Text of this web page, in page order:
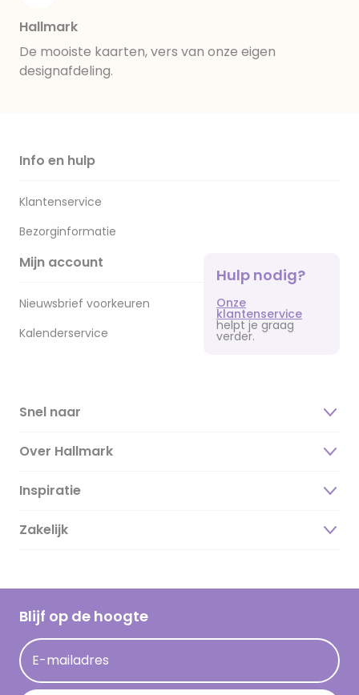
Hallmark
De mooiste kaarten, vers van onze eigen
designafdeling.
Info en hulp
Klantenservice
Bezorginformatie
Mijn account
Nieuwsbrief voorkeuren
Kalenderservice
Hulp nodig?
Onze
klantenservice
helpt je graag
verder.
Snel naar
Over Hallmark
Over ons
Duurzaamheid
Hallmark Kaartclub
Acties
Persberichten
Inspiratie
Magazine
Cadeau inspiratie
Kaartinspiratie
Zakelijk
Blijf op de hoogte
E-mailadres